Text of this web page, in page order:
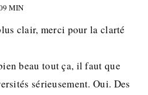
MIN
clair, merci pour la clarté
beau tout ça, il faut que
sérieusement. Oui. Des